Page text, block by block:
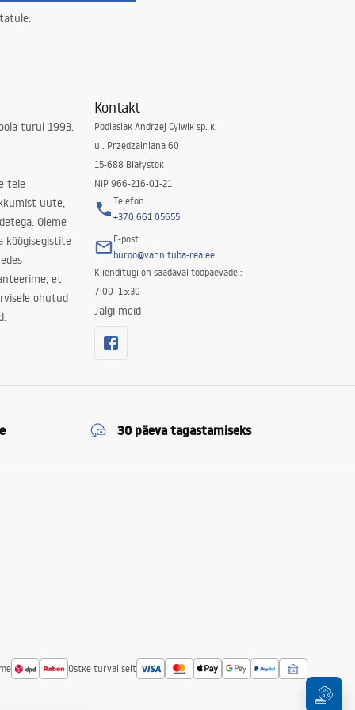
turul 1993.
teie
uute,
Oleme
köögisegistite
et
ohutud
Kontakt
Podlasiak Andrzej Cylwik sp. k.
ul. Przędzalniana 60
15-688 Białystok
NIP 966-216-01-21
Telefon
+370 661 05655
E-post
buroo@vannituba-rea.ee
Klienditugi on saadaval tööpäevadel:
7:00–15:30
Jälgi meid
30 päeva tagastamiseks
Ostke turvaliselt